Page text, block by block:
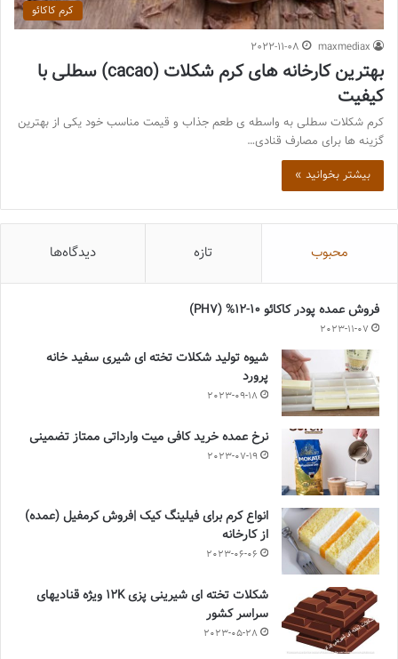
کرم کاکائو
maxmediax
2022-11-08
بهترین کارخانه های کرم شکلات (cacao) سطلی با
کیفیت
کرم شکلات سطلی به واسطه ی طعم جذاب و قیمت مناسب خود یکی از بهترین
گزینه ها برای مصارف قنادی…
بیشتر بخوانید »
محبوب تازه دیدگاه‌ها
فروش عمده پودر کاکائو 10-12% (PH7)
2023-11-07
شیوه تولید شکلات تخته ای شیری سفید خانه
پرورد
2023-09-18
نرخ عمده خرید کافی میت وارداتی ممتاز تضمینی
2023-07-19
انواع کرم برای فیلینگ کیک |فروش کرمفیل (عمده)
از کارخانه
2023-06-06
شکلات تخته ای شیرینی پزی 12K ویژه قنادیهای
سراسر کشور
2023-05-28